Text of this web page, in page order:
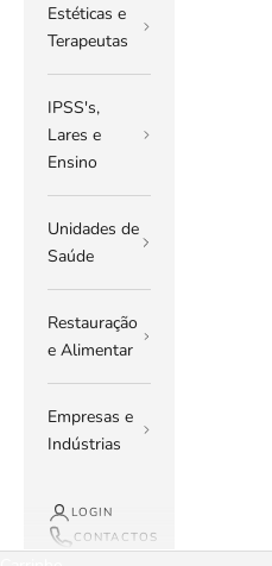
Estéticas e
Terapeutas
IPSS's,
Lares e
Ensino
Unidades de
Saúde
Restauração
e Alimentar
Empresas e
Indústrias
LOGIN
CONTACTOS